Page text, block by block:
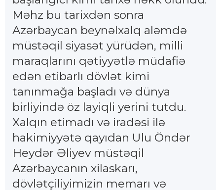
Məhz bu tarixdən sonra
Azərbaycan beynəlxalq aləmdə
müstəqil siyasət yürüdən, milli
maraqlarını qətiyyətlə müdafiə
edən etibarlı dövlət kimi
tanınmağa başladı və dünya
birliyində öz layiqli yerini tutdu.
Xalqın etimadı və iradəsi ilə
hakimiyyətə qayıdan Ulu Öndər
Heydər Əliyev müstəqil
Azərbaycanın xilaskarı,
dövlətçiliyimizin memarı və